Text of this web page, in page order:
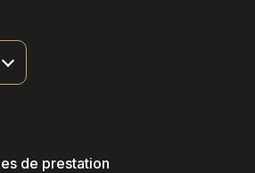
de prestation